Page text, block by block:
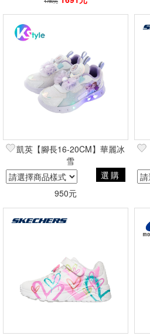
凱英【腳長16-20CM】華麗冰
雪
選購
950元